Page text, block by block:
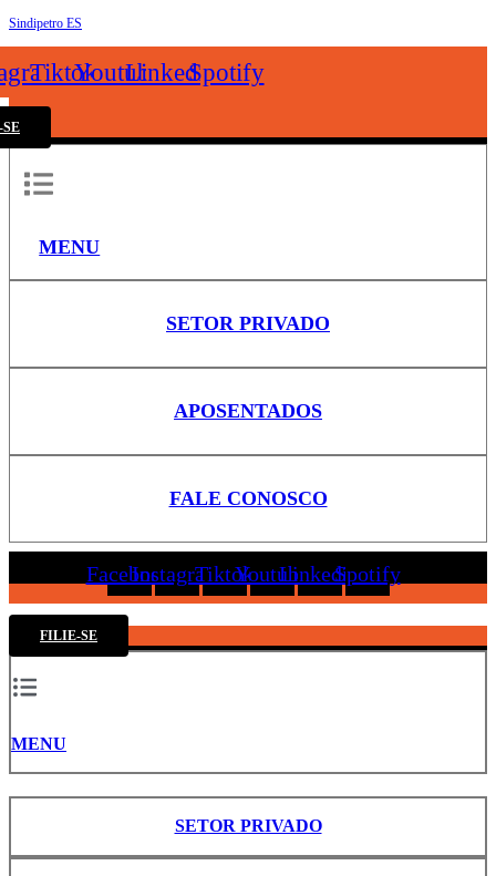
Sindipetro ES
TiktokYoutubeLinkedinSpotify
MENU
SETOR PRIVADO
APOSENTADOS
FALE CONOSCO
FacebookInstagramTiktokYoutubeLinkedinSpotify
FILIE-SE
MENU
SETOR PRIVADO